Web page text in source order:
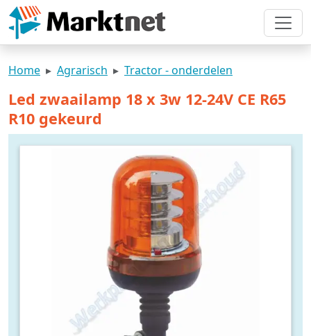
Home Agrarisch Tractor - onderdelen
Led zwaailamp 18 x 3w 12-24V CE R65
R10 gekeurd